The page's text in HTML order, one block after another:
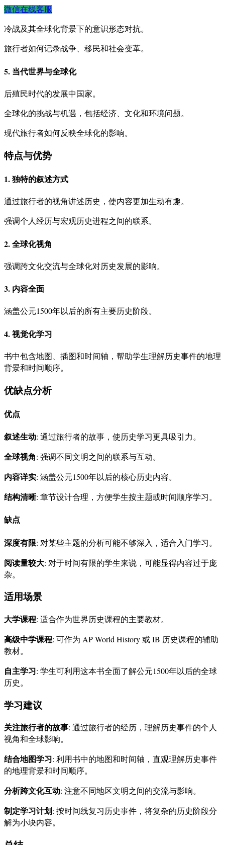
微信在线客服
冷战及其全球化背景下的意识形态对抗。
旅行者如何记录战争、移民和社会变革。
5. 当代世界与全球化
后殖民时代的发展中国家。
全球化的挑战与机遇，包括经济、文化和环境问题。
现代旅行者如何反映全球化的影响。
特点与优势
1. 独特的叙述方式
通过旅行者的视角讲述历史，使内容更加生动有趣。
强调个人经历与宏观历史进程之间的联系。
2. 全球化视角
强调跨文化交流与全球化对历史发展的影响。
3. 内容全面
涵盖公元1500年以后的所有主要历史阶段。
4. 视觉化学习
书中包含地图、插图和时间轴，帮助学生理解历史事件的地理
背景和时间顺序。
优缺点分析
优点
叙述生动: 通过旅行者的故事，使历史学习更具吸引力。
全球视角: 强调不同文明之间的联系与互动。
内容详实: 涵盖公元1500年以后的核心历史内容。
结构清晰: 章节设计合理，方便学生按主题或时间顺序学习。
缺点
深度有限: 对某些主题的分析可能不够深入，适合入门学习。
阅读量较大: 对于时间有限的学生来说，可能显得内容过于庞
杂。
适用场景
大学课程: 适合作为世界历史课程的主要教材。
高级中学课程: 可作为 AP World History 或 IB 历史课程的辅助
教材。
自主学习: 学生可利用这本书全面了解公元1500年以后的全球
历史。
学习建议
关注旅行者的故事: 通过旅行者的经历，理解历史事件的个人
视角和全球影响。
结合地图学习: 利用书中的地图和时间轴，直观理解历史事件
的地理背景和时间顺序。
分析跨文化互动: 注意不同地区文明之间的交流与影响。
制定学习计划: 按时间线复习历史事件，将复杂的历史阶段分
解为小块内容。